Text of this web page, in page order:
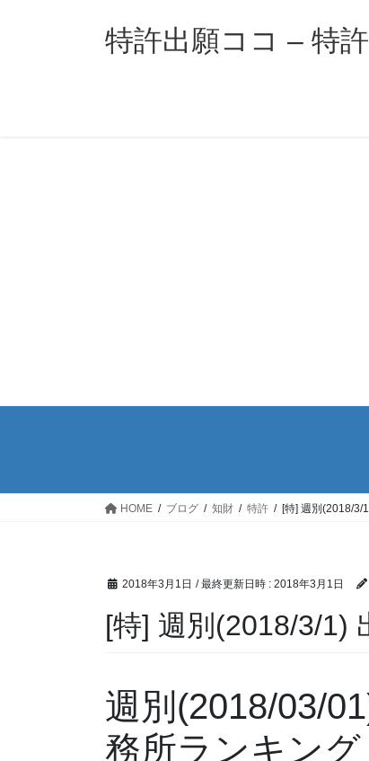
特許出願ココ – 特
HOME ブログ 知財 特許 [特] 週別(2018/3/
2018年3月1日 / 最終更新日時 : 2018年3月1日
[特] 週別(2018/3/1)
週別(2018/03/
務所ランキング